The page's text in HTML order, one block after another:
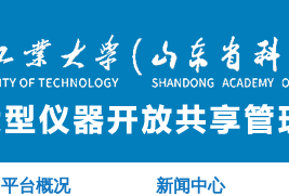
平台概况 新闻中心